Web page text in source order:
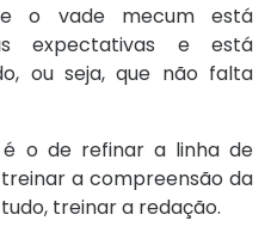
o vade mecum está
expectativas e está
ou seja, que não falta
o de refinar a linha de
a compreensão da
treinar a redação.